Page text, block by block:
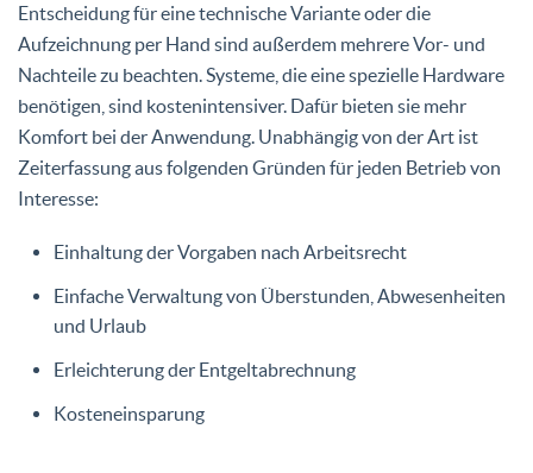
Entscheidung für eine technische Variante oder die
Aufzeichnung per Hand sind außerdem mehrere Vor- und
Nachteile zu beachten. Systeme, die eine spezielle Hardware
benötigen, sind kostenintensiver. Dafür bieten sie mehr
Komfort bei der Anwendung. Unabhängig von der Art ist
Zeiterfassung aus folgenden Gründen für jeden Betrieb von
Interesse:
Einhaltung der Vorgaben nach Arbeitsrecht
Einfache Verwaltung von Überstunden, Abwesenheiten
und Urlaub
Erleichterung der Entgeltabrechnung
Kosteneinsparung